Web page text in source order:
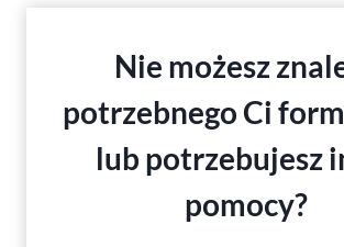
Nie możesz
potrzebnego Ci
lub potrzebujesz
pomocy?